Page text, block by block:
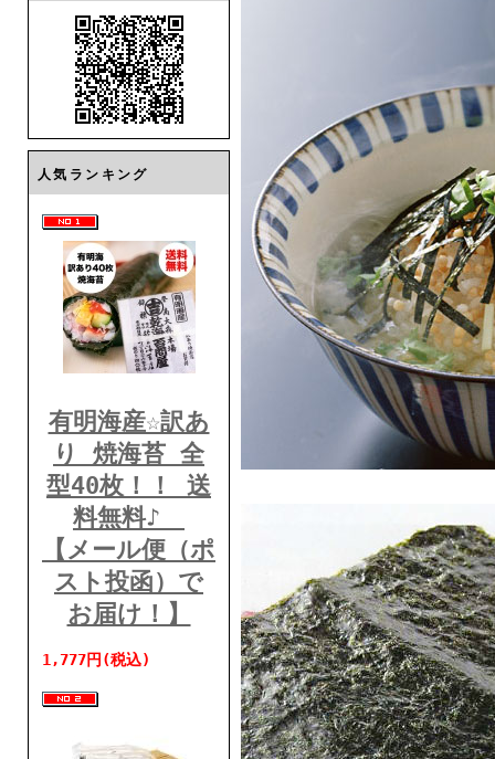
人気ランキング
有明海産☆訳あ
り 焼海苔 全
型40枚！！ 送
料無料♪
【メール便（ポ
スト投函）で
お届け！】
1,777円(税込)